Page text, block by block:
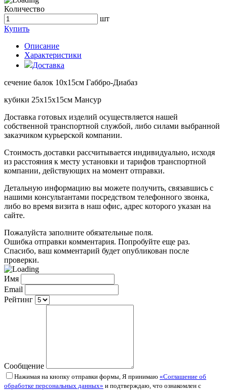
Количество
шт
Купить
Описание
Характеристики
Доставка
сечение балок 10х15см Габбро-Диабаз
кубики 25х15х15см Мансур
Доставка готовых изделий осуществляется нашей
собственной транспортной службой, либо силами выбранной
заказчиком курьерской компании.
Стоимость доставки рассчитывается индивидуально, исходя
из расстояния к месту установки и тарифов транспортной
компании, действующих на момент отправки.
Детальную информацию вы можете получить, связавшись с
нашими консультантами посредством телефонного звонка,
либо во время визита в наш офис, адрес которого указан на
сайте.
Пожалуйста заполните обязательные поля.
Ошибка отправки комментария. Попробуйте еще раз.
Спасибо, ваш комментарий будет опубликован после
проверки.
Имя
Email
Рейтинг
Сообщение
Нажимая на кнопку отправки формы, Я принимаю «Соглашение об
обработке персональных данных» и подтверждаю, что ознакомлен с